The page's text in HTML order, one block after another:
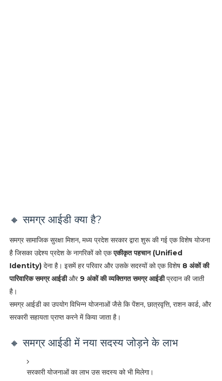
🔸 समग्र आईडी क्या है?
समग्र सामाजिक सुरक्षा मिशन, मध्य प्रदेश सरकार द्वारा शुरू की गई एक विशेष योजना
है जिसका उद्देश्य प्रदेश के नागरिकों को एकएकीकृत पहचान (Unified
Identity)देना है। इसमें हर परिवार और उसके सदस्यों को एक विशेष 8 अंकों की
पारिवारिक समग्र आईडीऔर 9 अंकों की व्यक्तिगत समग्र आईडीप्रदान की जाती
है।
समग्र आईडी का उपयोग विभिन्न योजनाओं जैसे कि पेंशन, छात्रवृत्ति, राशन कार्ड, और
सरकारी सहायता प्राप्त करने में किया जाता है।
🔸 समग्र आईडी में नया सदस्य जोड़ने के लाभ
सरकारी योजनाओं का लाभ उस सदस्य को भी मिलेगा।